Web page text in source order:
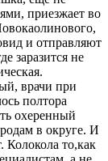
приезжает во
и отправляют
заразится не
врачи при
полтора
охеренный
в округе. И
Колокола то,как